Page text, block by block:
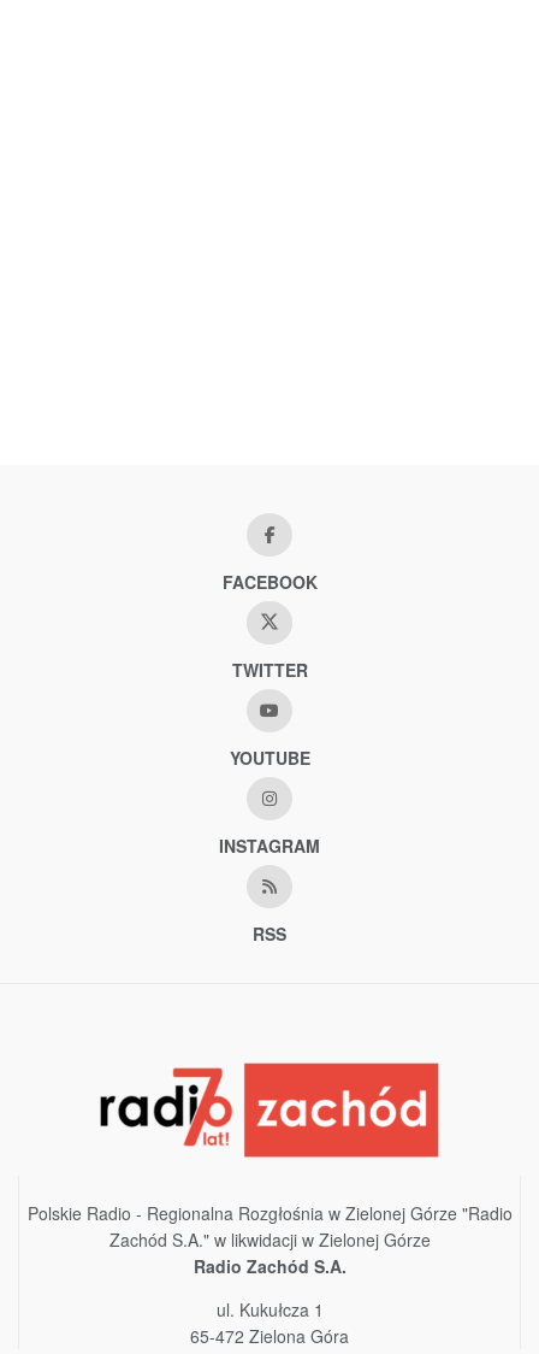
FACEBOOK
TWITTER
YOUTUBE
INSTAGRAM
RSS
Polskie Radio - Regionalna Rozgłośnia w Zielonej Górze "Radio
Zachód S.A." w likwidacji w Zielonej Górze
Radio Zachód S.A.
ul. Kukułcza 1
65-472 Zielona Góra